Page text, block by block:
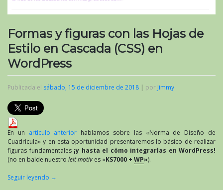
Formas y figuras con las Hojas de
Estilo en Cascada (CSS) en
WordPress
Publicada el sábado, 15 de diciembre de 2018 | por Jimmy
En un artículo anterior hablamos sobre las «Norma de Diseño de
Cuadrícula» y en esta oportunidad presentaremos lo básico de realizar
figuras fundamentales ¡y hasta el cómo integrarlas en WordPress!
(no en balde nuestro leit motiv es «KS7000 + WP»).
Seguir leyendo →